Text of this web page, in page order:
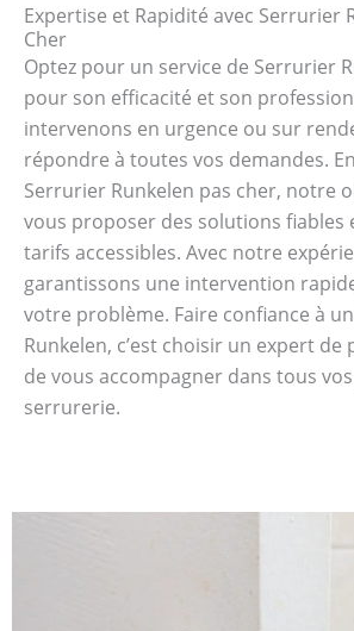
Expertise et Rapidité avec Serrurier
Cher
Optez pour un service de Serrurier
pour son efficacité et son
intervenons en urgence ou sur
répondre à toutes vos demandes.
Serrurier Runkelen pas cher, notre
vous proposer des solutions fiables
tarifs accessibles. Avec notre
garantissons une intervention
votre problème. Faire confiance à
Runkelen, c’est choisir un expert
de vous accompagner dans tous
serrurerie.